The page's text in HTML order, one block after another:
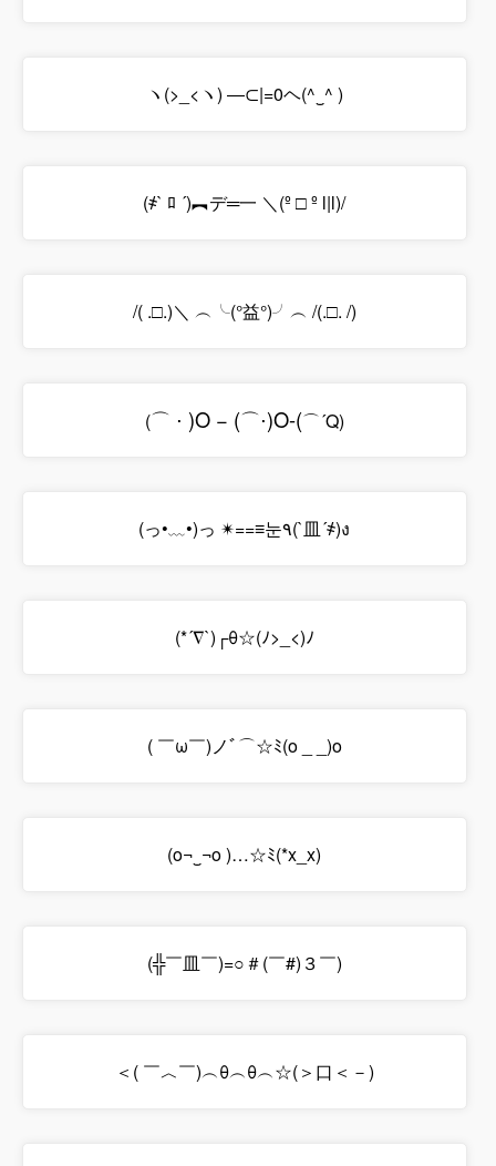
ヽ(>_<ヽ) ―⊂|=0ヘ(^‿^ )
(҂` ﾛ ´)︻デ═一 ＼(º □ º l|l)/
/( .□.)＼ ︵╰(°益°)╯︵ /(.□. /)
(⌒ ⋅ )O − (⌒⋅)O-(⌒´Q)
(っ•﹏•)っ ✴==≡눈٩(`皿´҂)ง
(*´∇`)┌θ☆(ﾉ>_<)ﾉ
( ￣ω￣)ノﾞ⌒☆ﾐ(o _ _)o
(o¬‿¬o )…☆ﾐ(*x_x)
(╬￣皿￣)=○＃(￣#)３￣)
＜( ￣︿￣)︵θ︵θ︵☆(＞口＜－)